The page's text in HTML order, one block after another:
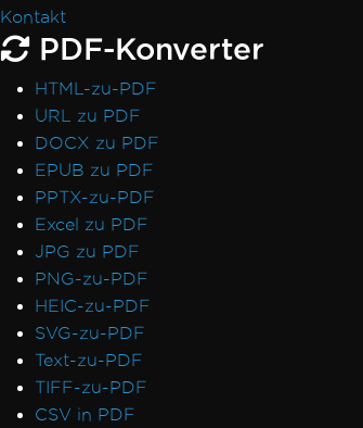
Kontakt
PDF-Konverter
HTML-zu-PDF
URL zu PDF
DOCX zu PDF
EPUB zu PDF
PPTX-zu-PDF
Excel zu PDF
JPG zu PDF
PNG-zu-PDF
HEIC-zu-PDF
SVG-zu-PDF
Text-zu-PDF
TIFF-zu-PDF
CSV in PDF